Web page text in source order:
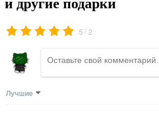
и другие подарки
5 /2
Лучшие